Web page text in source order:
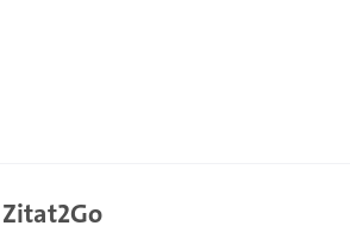
Zitat2Go